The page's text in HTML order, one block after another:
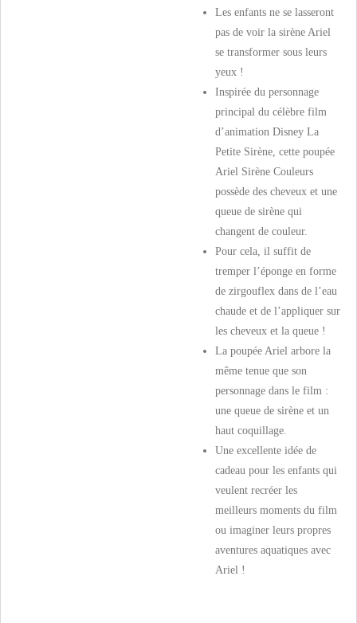
Les enfants ne se lasseront
pas de voir la sirène Ariel
se transformer sous leurs
yeux !
Inspirée du personnage
principal du célèbre film
d’animation Disney La
Petite Sirène, cette poupée
Ariel Sirène Couleurs
possède des cheveux et une
queue de sirène qui
changent de couleur.
Pour cela, il suffit de
tremper l’éponge en forme
de zirgouflex dans de l’eau
chaude et de l’appliquer sur
les cheveux et la queue !
La poupée Ariel arbore la
même tenue que son
personnage dans le film :
une queue de sirène et un
haut coquillage.
Une excellente idée de
cadeau pour les enfants qui
veulent recréer les
meilleurs moments du film
ou imaginer leurs propres
aventures aquatiques avec
Ariel !